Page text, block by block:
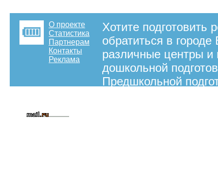
О проекте
Статистика
Партнерам
Контакты
Реклама
Хотите подготовить
обратиться в
различные центры и
дошкольной
Предшкольной